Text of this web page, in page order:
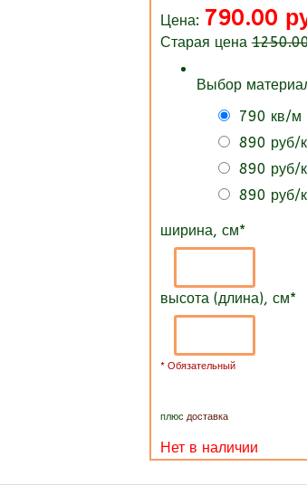
Цена: 790.00
Старая цена
Выбор
790 кв/м
890 руб/
890 руб/
890 руб/
ширина, см*
высота (длина), см*
* Обязательный
плюс доставка
Нет в наличии